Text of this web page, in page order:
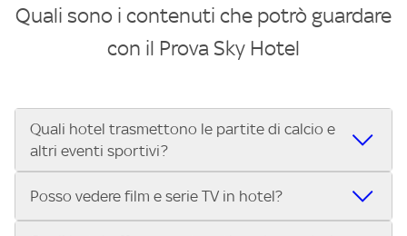
Quali sono i contenuti che potrò guardare
con il Prova Sky Hotel
Quali hotel trasmettono le partite di calcio e
altri eventi sportivi?
Se cerchi un hotel dove poter vedere le partite di Serie A,
Posso vedere film e serie TV in hotel?